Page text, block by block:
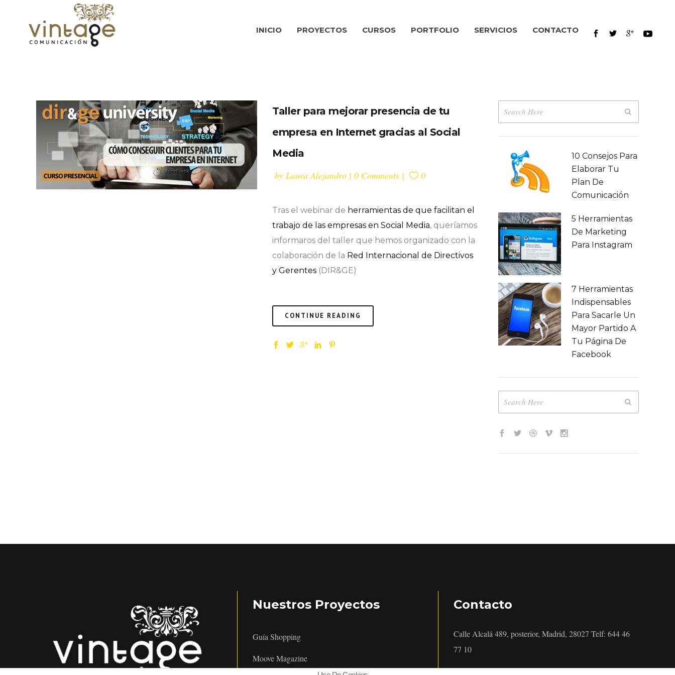
INICIO PROYECTOS CURSOS PORTFOLIO SERVICIOS CONTACTO
Taller para mejorar presencia de tu
empresa en Internet gracias al Social
Media
by Laura Alejandro 0 Comments 0
Tras el webinar de herramientas de que facilitan el
trabajo de las empresas en Social Media, queríamos
informaros del taller que hemos organizado con la
colaboración de la Red Internacional de Directivos
y Gerentes (DIR&GE)
CONTINUE READING
10 Consejos Para
Elaborar Tu
Plan De
Comunicación
5 Herramientas
De Marketing
Para Instagram
7 Herramientas
Indispensables
Para Sacarle Un
Mayor Partido A
Tu Página De
Facebook
Nuestros Proyectos
Guía Shopping
Moove Magazine
Contacto
Calle Alcalá 489, posterior, Madrid, 28027 Telf: 644 46
77 10